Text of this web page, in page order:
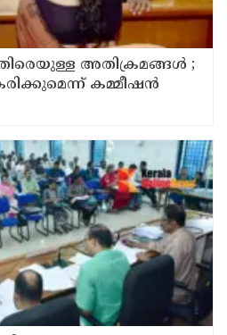
അതിക്രമങ്ങൾ ;
കമ്മീഷൻ